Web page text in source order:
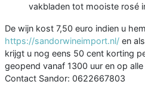
vakbladen tot mooiste rosé
De wijn kost 7,50 euro indien u
https://sandorwineimport.nl/ en
krijgt u nog eens 50 cent korting
geopend vanaf 1300 uur en op
Contact Sandor: 0622667803